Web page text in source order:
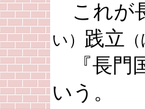
これが
い） 践立
『長門
いう。